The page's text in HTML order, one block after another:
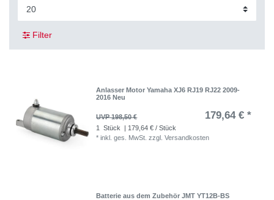
Filter
Anlasser Motor Yamaha XJ6 RJ19 RJ22 2009-
2016 Neu
UVP 198,50 € 179,64 € *
1 Stück
| 179,64 € / Stück
*inkl. ges. MwSt. zzgl.Versandkosten
Batterie aus dem Zubehör JMT YT12B-BS